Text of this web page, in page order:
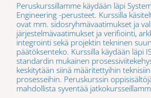
Peruskurssillamme käydään läpi
Engineering -perusteet. Kurssilla
ovat mm. sidosryhmävaatimukset ja
järjestelmävaatimukset ja verifiointi,
integrointi sekä projektin tekninen
päätöksenteko. Kurssilla käydään läpi
standardin mukainen
keskitytään siinä määritettyihin teknisiin
prosesseihin. Peruskurssin
mahdollista syventää